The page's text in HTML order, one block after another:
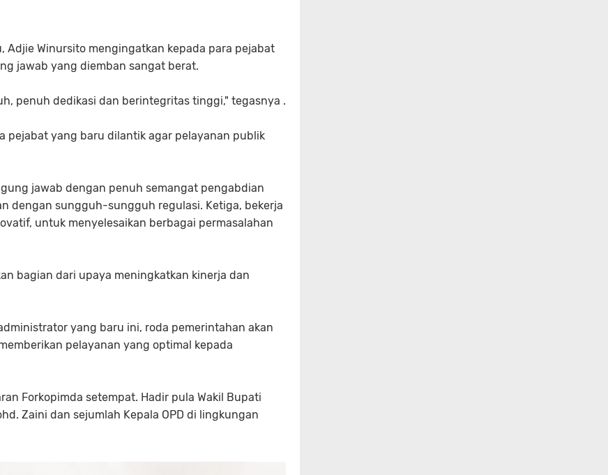
Adjie Winursito mengingatkan kepada para pejabat
jawab yang diemban sangat berat.
penuh dedikasi dan berintegritas tinggi," tegasnya .
pejabat yang baru dilantik agar pelayanan publik
jawab dengan penuh semangat pengabdian
dengan sungguh-sungguh regulasi. Ketiga, bekerja
untuk menyelesaikan berbagai permasalahan
bagian dari upaya meningkatkan kinerja dan
yang baru ini, roda pemerintahan akan
pelayanan yang optimal kepada
Forkopimda setempat. Hadir pula Wakil Bupati
Zaini dan sejumlah Kepala OPD di lingkungan